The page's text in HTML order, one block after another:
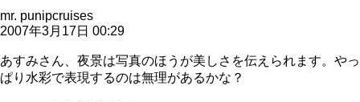
mr. punipcruises
2007年3月17日 00:29
あすみさん、夜景は写真のほうが美しさを伝えられます。やっ
ぱり水彩で表現するのは無理があるかな？